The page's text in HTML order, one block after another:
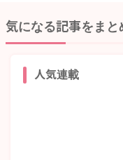
気になる記事をまと
人気連載